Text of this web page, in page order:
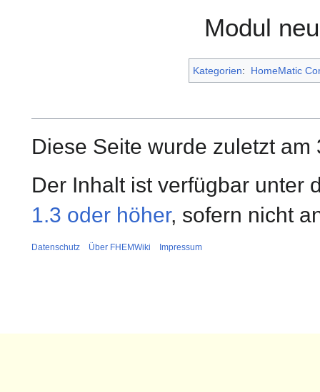
Modul
Kategorien: HomeMatic
Diese Seite wurde zuletzt
Der Inhalt ist verfügbar unter
1.3 oder höher, sofern nicht
Datenschutz Über FHEMWiki Impressum